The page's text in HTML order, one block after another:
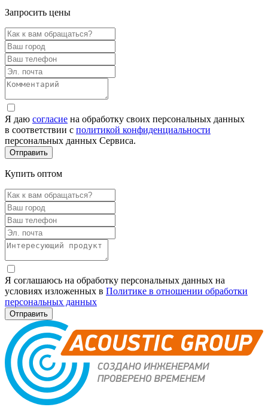
Запросить цены
Я даю согласие на обработку своих персональных данных
в соответствии с политикой конфиденциальности
персональных данных Сервиса.
Купить оптом
Я соглашаюсь на обработку персональных данных на
условиях изложенных в Политике в отношении обработки
персональных данных